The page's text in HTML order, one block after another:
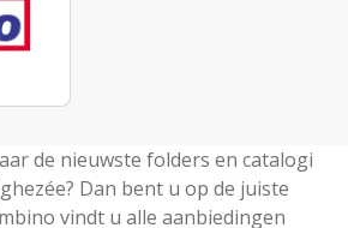
de nieuwste folders en catalogi
Dan bent u op de juiste
vindt u alle aanbiedingen